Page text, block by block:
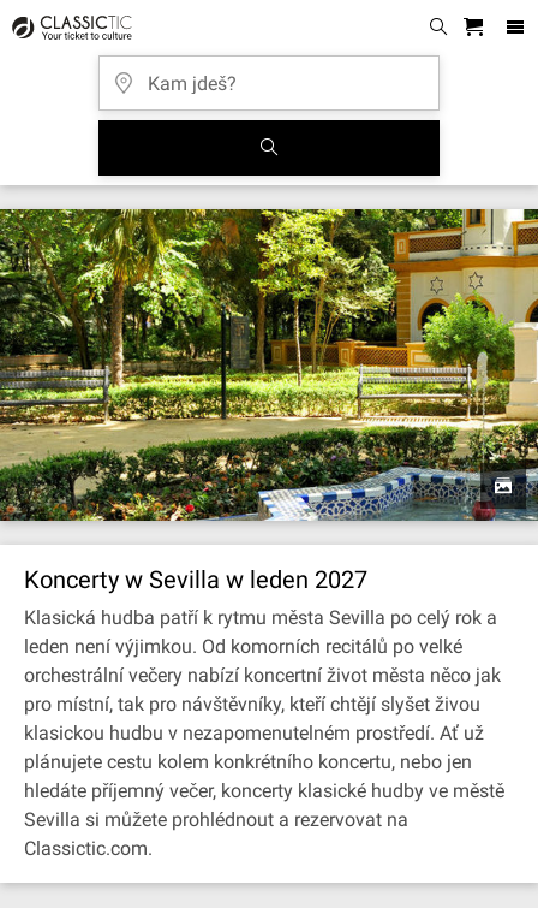
Koncerty w Sevilla w leden 2027
Klasická hudba patří k rytmu města Sevilla po celý rok a
leden není výjimkou. Od komorních recitálů po velké
orchestrální večery nabízí koncertní život města něco jak
pro místní, tak pro návštěvníky, kteří chtějí slyšet živou
klasickou hudbu v nezapomenutelném prostředí. Ať už
plánujete cestu kolem konkrétního koncertu, nebo jen
hledáte příjemný večer, koncerty klasické hudby ve městě
Sevilla si můžete prohlédnout a rezervovat na
Classictic.com.